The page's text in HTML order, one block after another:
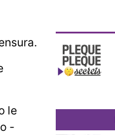
le
-